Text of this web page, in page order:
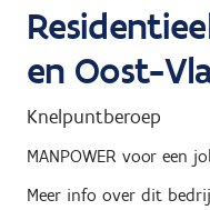
en Oost-
Knelpuntberoep
MANPOWER voor een
Meer info over dit